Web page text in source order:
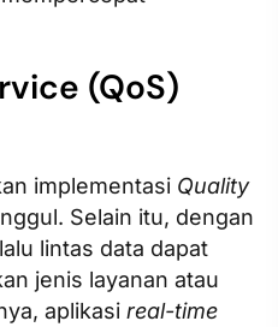
(QoS)
implementasi Quality
Selain itu, dengan
lintas data dapat
jenis layanan atau
aplikasi real-time